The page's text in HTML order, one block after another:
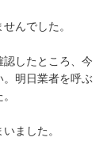
んでした。
したところ、今
。明日業者を呼ぶ
ました。